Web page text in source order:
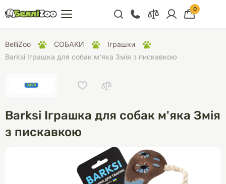
+38 (068) 300 91 91
Відділ продажу
+38 (099) 300 91 91
Відділ підтримки
0
BelliZoo СОБАКИ
Іграшки
Barksi Іграшка для собак м'яка Змія з пискавкою
Barksi Іграшка для собак м'яка Змія
з пискавкою